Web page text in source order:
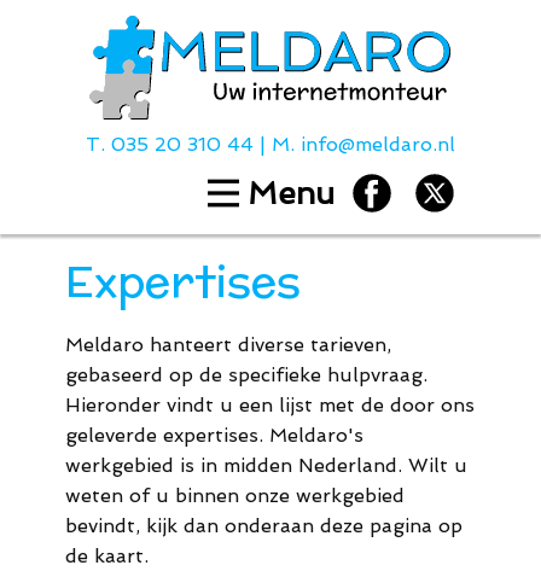
T. 035 20 310 44 | M. info@meldaro.nl
Menu
Diensten
Hulp bij
Contact
Tarieven
035 20 310
Expertises
Meldaro hanteert diverse tarieven,
gebaseerd op de specifieke hulpvraag.
Hieronder vindt u een lijst met de door ons
geleverde expertises. Meldaro's
werkgebied is in midden Nederland. Wilt u
weten of u binnen onze werkgebied
bevindt, kijk dan onderaan deze pagina op
de kaart.